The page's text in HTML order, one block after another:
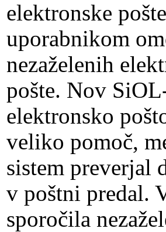
elektronske
uporabnikom
nezaželenih
pošte. Nov
elektronsko
veliko pomoč,
sistem preverjal
v poštni predal.
sporočila